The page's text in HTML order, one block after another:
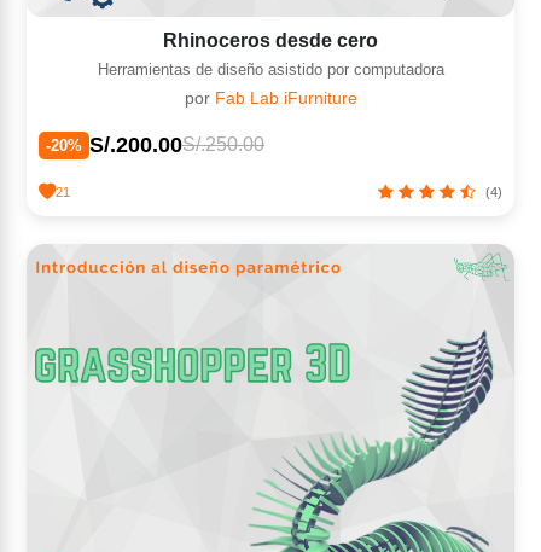
Rhinoceros desde cero
Herramientas de diseño asistido por computadora
por Fab Lab iFurniture
-20% S/.200.00S/.250.00
21 (4)